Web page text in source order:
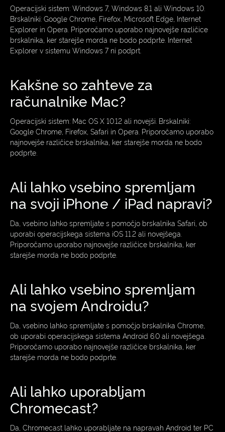
Operacijski sistem: Windows 7, Windows 8.1 ali Windows 10.
Brskalniki: Google Chrome, Firefox, Microsoft Edge, Internet
Explorer in Opera. Priporočamo uporabo najnovejše različice
brskalnika, ker starejše morda ne bodo podprte. Internet
Explorer v sistemu Windows 7 ni podprt.
Kakšne so zahteve za
računalnike Mac?
Operacijski sistem: Mac OS X 10.12 ali novejši. Brskalniki:
Google Chrome, Firefox, Safari in Opera. Priporočamo uporabo
najnovejše različice brskalnika, ker starejše morda ne bodo
podprte.
Ali lahko vsebino spremljam
na svoji iPhone / iPad napravi?
Da, vsebino lahko spremljate s pomočjo brskalnika Safari, ob
uporabi operacijskega sistema iOS 11.2 ali novejšega.
Priporočamo uporabo najnovejše različice brskalnika, ker
starejše morda ne bodo podprte.
Ali lahko vsebino spremljam
na svojem Androidu?
Da, vsebino lahko spremljate s pomočjo brskalnika Chrome,
ob uporabi operacijskega sistema Android 6.0 ali novejšega.
Priporočamo uporabo najnovejše različice brskalnika, ker
starejše morda ne bodo podprte.
Ali lahko uporabljam
Chromecast?
Da, Chromecast lahko uporabljate na napravah Android ter PC